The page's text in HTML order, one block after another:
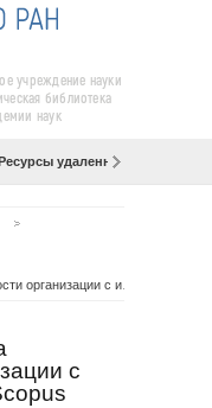
учреждение науки
библиотека
наук
удаленного доступа
с